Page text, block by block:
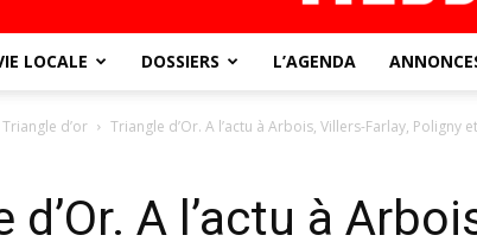
LOCALE DOSSIERS L’AGENDA
Triangle d’or Triangle d’Or. A l’actu à Arbois, Villers-Farlay, Poligny
d’Or. A l’actu à